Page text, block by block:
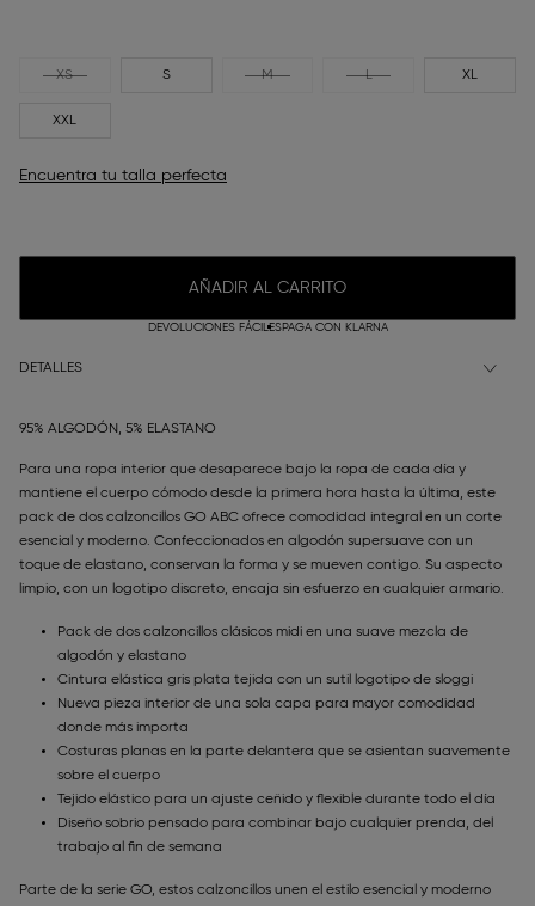
XS S M L XL
XXL
Encuentra tu talla perfecta
AÑADIR AL CARRITO
DEVOLUCIONES FÁCILESPAGA CON KLARNA
DETALLES
95% ALGODÓN, 5% ELASTANO
Para una ropa interior que desaparece bajo la ropa de cada día y
mantiene el cuerpo cómodo desde la primera hora hasta la última, este
pack de dos calzoncillos GO ABC ofrece comodidad integral en un corte
esencial y moderno. Confeccionados en algodón supersuave con un
toque de elastano, conservan la forma y se mueven contigo. Su aspecto
limpio, con un logotipo discreto, encaja sin esfuerzo en cualquier armario.
Pack de dos calzoncillos clásicos midi en una suave mezcla de
algodón y elastano
Cintura elástica gris plata tejida con un sutil logotipo de sloggi
Nueva pieza interior de una sola capa para mayor comodidad
donde más importa
Costuras planas en la parte delantera que se asientan suavemente
sobre el cuerpo
Tejido elástico para un ajuste ceñido y flexible durante todo el día
Diseño sobrio pensado para combinar bajo cualquier prenda, del
trabajo al fin de semana
Parte de la serie GO, estos calzoncillos unen el estilo esencial y moderno